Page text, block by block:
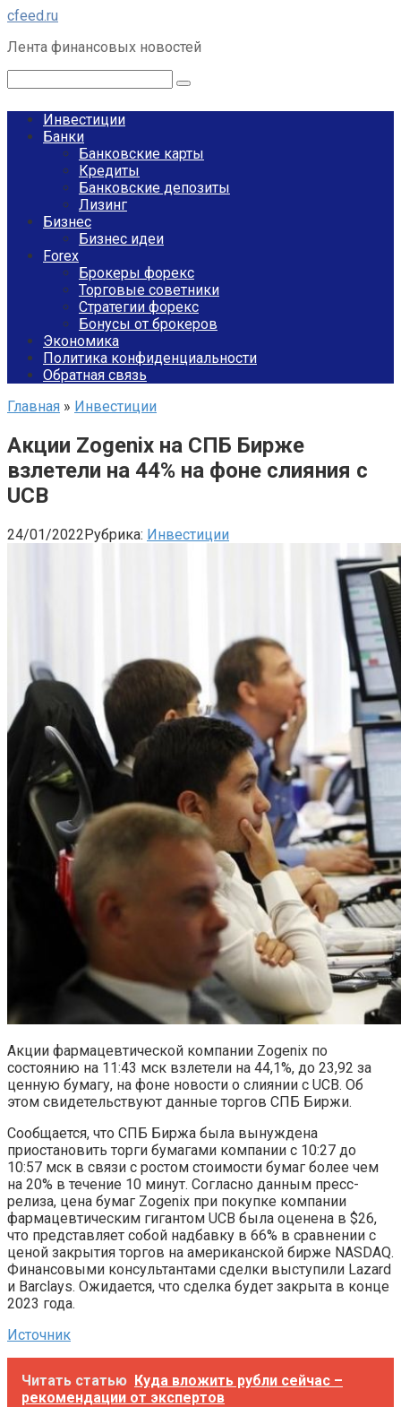
Перейти
контенту
cfeed.ru
Лента финансовых новостей
Инвестиции
Банки
Банковские карты
Кредиты
Банковские депозиты
Лизинг
Бизнес
Бизнес идеи
Forex
Брокеры форекс
Торговые советники
Стратегии форекс
Бонусы от брокеров
Экономика
Политика конфиденциальности
Обратная связь
Главная » Инвестиции
Акции Zogenix на СПБ Бирже
взлетели на 44% на фоне слияния с
UCB
24/01/2022Рубрика: Инвестиции
Акции фармацевтической компании Zogenix по
состоянию на 11:43 мск взлетели на 44,1%, до 23,92 за
ценную бумагу, на фоне новости о слиянии с UCB. Об
этом свидетельствуют данные торгов СПБ Биржи.
Сообщается, что СПБ Биржа была вынуждена
приостановить торги бумагами компании с 10:27 до
10:57 мск в связи с ростом стоимости бумаг более чем
на 20% в течение 10 минут. Согласно данным пресс-
релиза, цена бумаг Zogenix при покупке компании
фармацевтическим гигантом UCB была оценена в $26,
что представляет собой надбавку в 66% в сравнении с
ценой закрытия торгов на американской бирже NASDAQ.
Финансовыми консультантами сделки выступили Lazard
и Barclays. Ожидается, что сделка будет закрыта в конце
2023 года.
Источник
Читать статью Куда вложить рубли сейчас –
рекомендации от экспертов